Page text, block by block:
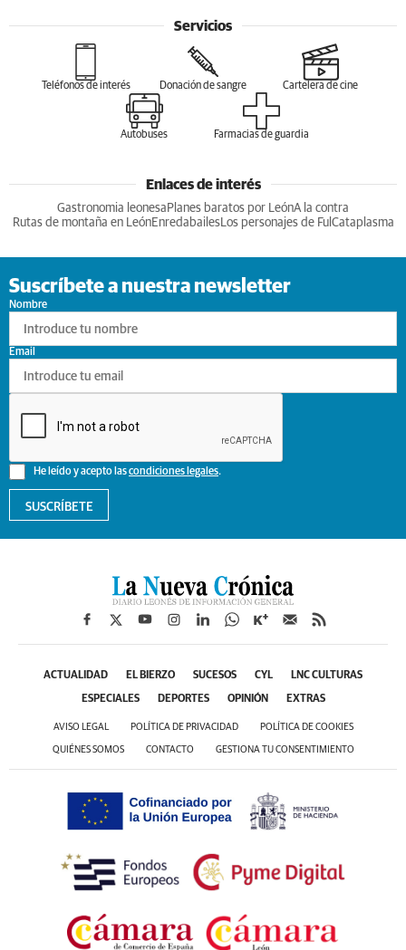
Servicios
Teléfonos de interés Donación de sangre Cartelera de cine
Autobuses Farmacias de guardia
Enlaces de interés
Gastronomia leonesa Planes baratos por LeónA la contra
Rutas de montaña en LeónEnredabailesLos personajes de Ful Cataplasma
Suscríbete a nuestra newsletter
Nombre
He leído y acepto lascondiciones legales.
Email
SUSCRÍBETE
ACTUALIDAD EL BIERZO SUCESOS CYL LNC CULTURAS
ESPECIALES DEPORTES OPINIÓN EXTRAS
AVISO LEGAL POLÍTICA DE PRIVACIDAD POLÍTICA DE COOKIES
QUIÉNES SOMOS CONTACTO GESTIONA TU CONSENTIMIENTO